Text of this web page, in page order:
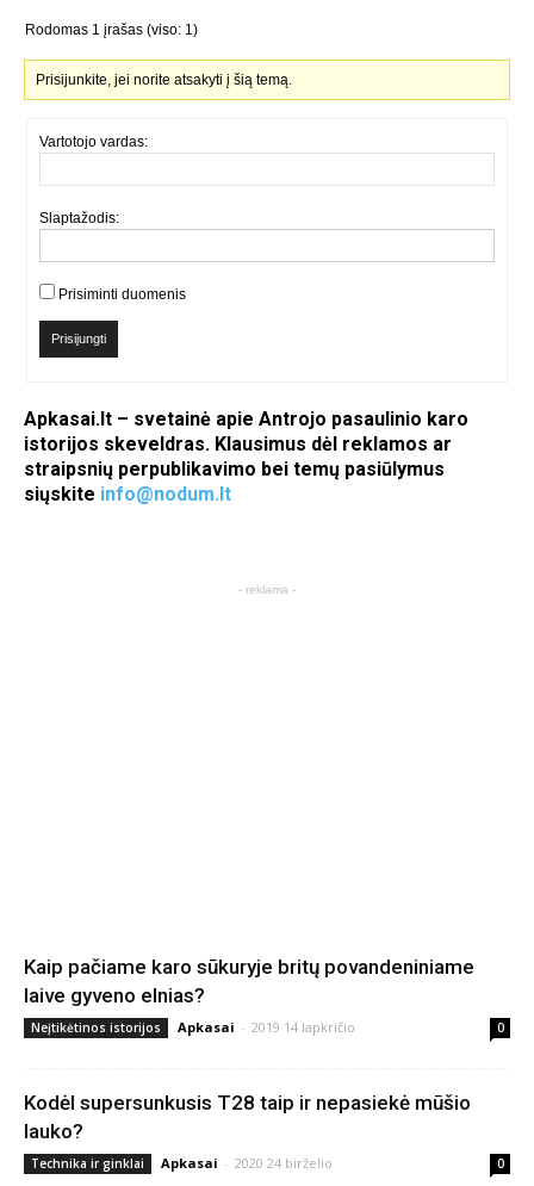
Rodomas 1 įrašas (viso: 1)
Prisijunkite, jei norite atsakyti į šią temą.
Vartotojo vardas:
Slaptažodis:
Prisiminti duomenis
Prisijungti
Apkasai.lt – svetainė apie Antrojo pasaulinio karo
istorijos skeveldras. Klausimus dėl reklamos ar
straipsnių perpublikavimo bei temų pasiūlymus
siųskite info@nodum.lt
- reklama -
Kaip pačiame karo sūkuryje britų povandeniniame
laive gyveno elnias?
Neįtikėtinos istorijos Apkasai - 2019 14 lapkričio 0
Kodėl supersunkusis T28 taip ir nepasiekė mūšio
lauko?
Technika ir ginklai Apkasai - 2020 24 birželio 0